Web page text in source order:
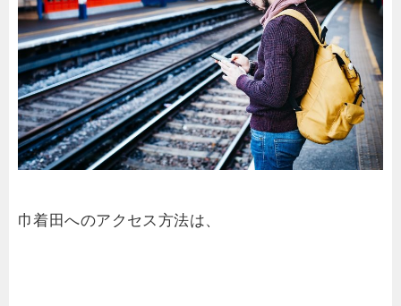
巾着田へのアクセス方法は、